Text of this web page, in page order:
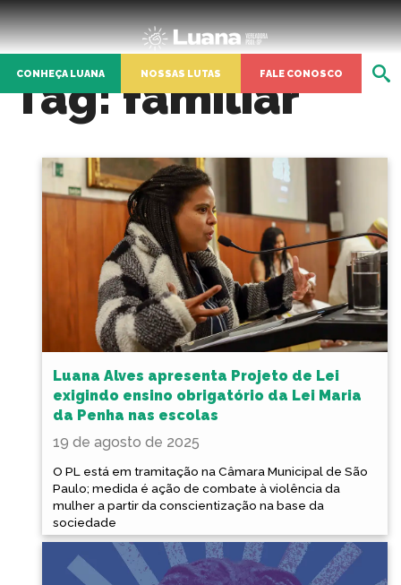
CONHEÇA LUANA NOSSAS LUTAS FALE CONOSCO
Tag:familiar
Luana Alves apresenta Projeto de Lei
exigindo ensino obrigatório da Lei Maria
da Penha nas escolas
19 de agosto de 2025
O PL está em tramitação na Câmara Municipal de São
Paulo; medida é ação de combate à violência da
mulher a partir da conscientização na base da
sociedade